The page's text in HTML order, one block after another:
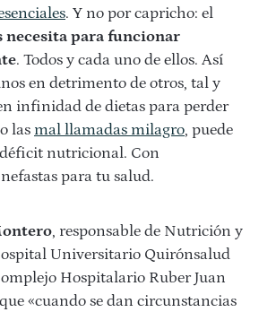
. Y no por capricho: el
necesita para funcionar
. Todos y cada uno de ellos. Así
en detrimento de otros, tal y
infinidad de dietas para perder
las mal llamadas milagro, puede
nutricional. Con
para tu salud.
, responsable de Nutrición y
Universitario Quirónsalud
Hospitalario Ruber Juan
«cuando se dan circunstancias